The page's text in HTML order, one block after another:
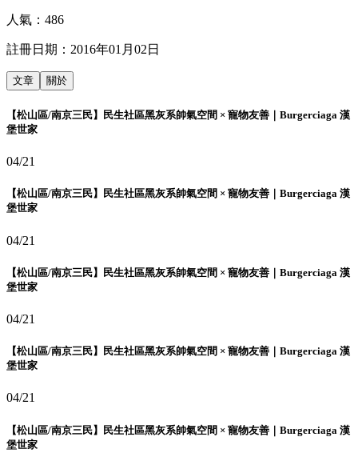
人氣： 486
註冊日期： 2016年01月02日
文章 關於
【松山區/南京三民】民生社區黑灰系帥氣空間 × 寵物友善｜Burgerciaga 漢
堡世家
04/21
【松山區/南京三民】民生社區黑灰系帥氣空間 × 寵物友善｜Burgerciaga 漢
堡世家
04/21
【松山區/南京三民】民生社區黑灰系帥氣空間 × 寵物友善｜Burgerciaga 漢
堡世家
04/21
【松山區/南京三民】民生社區黑灰系帥氣空間 × 寵物友善｜Burgerciaga 漢
堡世家
04/21
【松山區/南京三民】民生社區黑灰系帥氣空間 × 寵物友善｜Burgerciaga 漢
堡世家